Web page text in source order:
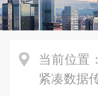
当前位置：
紧凑数据